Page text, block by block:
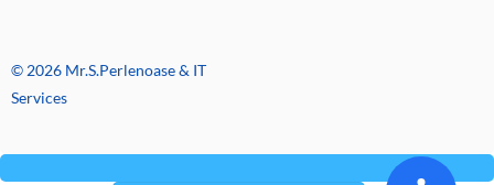
© 2026 Mr.S.Perlenoase & IT
Services